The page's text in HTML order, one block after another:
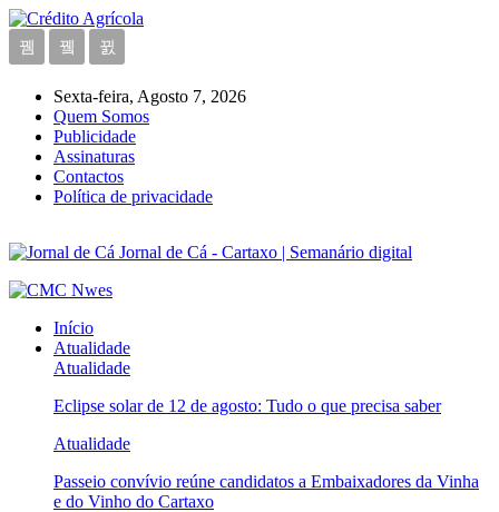
Sexta-feira, Agosto 7, 2026
Quem Somos
Publicidade
Assinaturas
Contactos
Política de privacidade
Jornal de Cá - Cartaxo | Semanário digital
Início
Atualidade
Atualidade
Eclipse solar de 12 de agosto: Tudo o que precisa saber
Atualidade
Passeio convívio reúne candidatos a Embaixadores da Vinha
e do Vinho do Cartaxo